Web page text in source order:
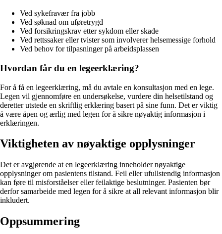
Ved sykefravær fra jobb
Ved søknad om uføretrygd
Ved forsikringskrav etter sykdom eller skade
Ved rettssaker eller tvister som involverer helsemessige forhold
Ved behov for tilpasninger på arbeidsplassen
Hvordan får du en legeerklæring?
For å få en legeerklæring, må du avtale en konsultasjon med en lege.
Legen vil gjennomføre en undersøkelse, vurdere din helsetilstand og
deretter utstede en skriftlig erklæring basert på sine funn. Det er viktig
å være åpen og ærlig med legen for å sikre nøyaktig informasjon i
erklæringen.
Viktigheten av nøyaktige opplysninger
Det er avgjørende at en legeerklæring inneholder nøyaktige
opplysninger om pasientens tilstand. Feil eller ufullstendig informasjon
kan føre til misforståelser eller feilaktige beslutninger. Pasienten bør
derfor samarbeide med legen for å sikre at all relevant informasjon blir
inkludert.
Oppsummering